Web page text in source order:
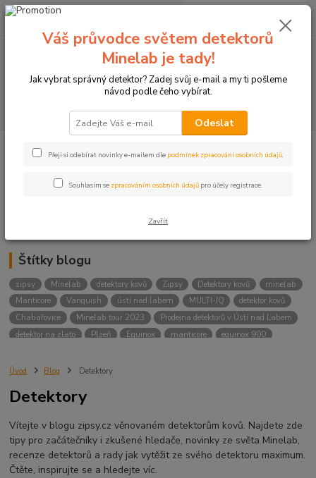
+420774877333
0 Kč
Kategorie blogu
Detektory
Štítky blogu
zipsy Minelab detektory kovů Zipsy Detektory kovů
minelab
Manticore
Vanquish ústí nad labem MULTI-IQ
detektor kovů
Chabařovice
Minelab tour 2023
Prodejna detektorů v Ústí nad Labem
detektor na zlato
Plzeň Equinox manticore
equinox 900
Sraz detektorářů
Minelab X-Terra Pro
ÚSTÍ NAD LABEM
nastavení detektoru
seriál Pokročilé nastavení
Adventure menu
Jídlo na cesty
Mníšek u Liberece Karlovy Vary
Equinox 900
Soutěž o detektor
Severní Čechy
hledání pokladů
technologie Multi IQ
Úvod Blog Detektory
Detektory
Vítejte v blogu zipsy.cz věnovaném detektorům kovů. Najdete zde
tipy pro začátečníky i zkušené hledače, novinky ze světa Minelab,
recenze detektorů a rady jak vytěžit ze svého detektoru maximum.
Čtěte, inspirujte se a hledejte víc.
Váš průvodce světem detektorů
Minelab je tady!
Jak vybrat správný detektor? Zadej svůj e-mail a my ti pošleme
návod podle čeho vybírat.
Odeslat
Přeji si odebírat novinky e-mailem dle podmínek zpracování osobních údajů.
Souhlasím se zpracováním osobních údajů pro účely registrace.
Zavřít